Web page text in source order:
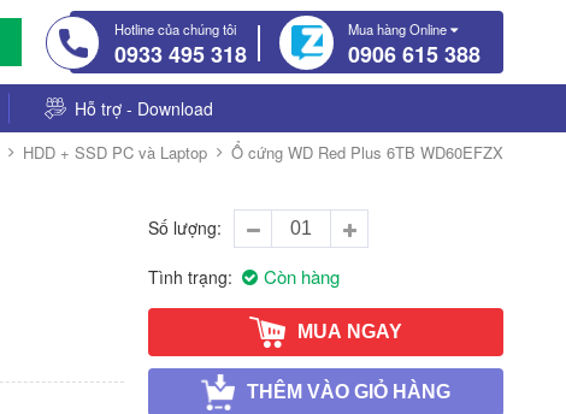
Hotline của chúng tôi
0933 495 318
Mua hàng Online
0906 615 388
Hỗ trợ - Download
HDD + SSD PC và Laptop Ổ cứng WD Red Plus 6TB WD60EFZX
Số lượng
Tình trạng Còn hàng
MUA NGAY
THÊM VÀO GIỎ HÀNG